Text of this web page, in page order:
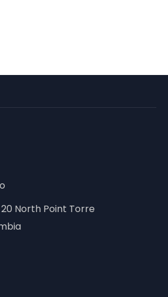
North Point Torre